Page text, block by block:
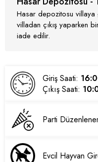
Hasar depozitosu villaya
villadan çıkış yaparken
iade edilir.
Giriş Saati:
Çıkış Saati:
Parti
Evcil Hayvan